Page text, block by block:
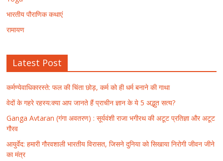
भारतीय पौराणिक कथाएं
रामायण
Latest Post
कर्मण्येवाधिकारस्ते: फल की चिंता छोड़, कर्म को ही धर्म बनाने की गाथा
वेदों के गहरे रहस्य:क्या आप जानते हैं प्राचीन ज्ञान के ये 5 अद्भुत सत्य?
Ganga Avtaran (गंगा अवतरण) : सूर्यवंशी राजा भगीरथ की अटूट प्रतिज्ञा और अटूट
गौरव
आयुर्वेद: हमारी गौरवशाली भारतीय विरासत, जिसने दुनिया को सिखाया निरोगी जीवन जीने
का मंत्र